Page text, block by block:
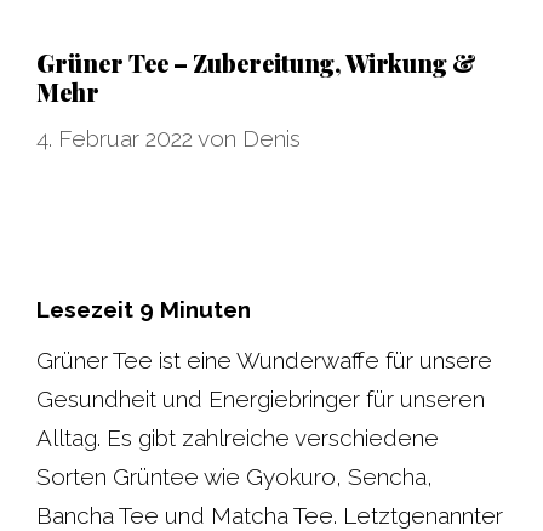
Grüner Tee – Zubereitung, Wirkung &
Mehr
4. Februar 2022 von Denis
Lesezeit 9 Minuten
Grüner Tee ist eine Wunderwaffe für unsere
Gesundheit und Energiebringer für unseren
Alltag. Es gibt zahlreiche verschiedene
Sorten Grüntee wie Gyokuro, Sencha,
Bancha Tee und Matcha Tee. Letztgenannter